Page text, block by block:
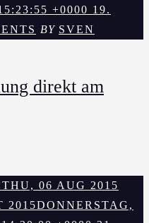
+0000 19.
BY SVEN
direkt am
06 AUG 2015
2015DONNERSTAG,